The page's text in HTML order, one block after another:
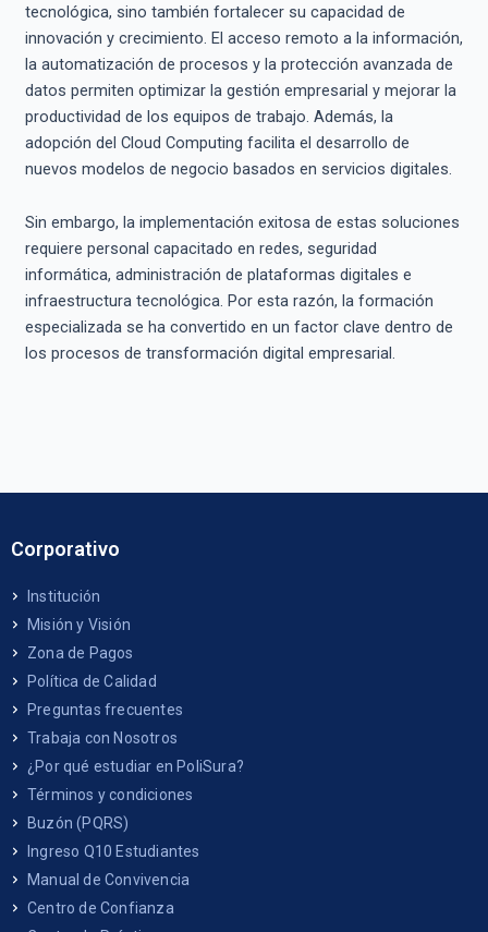
tecnológica, sino también fortalecer su capacidad de
innovación y crecimiento. El acceso remoto a la información,
la automatización de procesos y la protección avanzada de
datos permiten optimizar la gestión empresarial y mejorar la
productividad de los equipos de trabajo. Además, la
adopción del Cloud Computing facilita el desarrollo de
nuevos modelos de negocio basados en servicios digitales.
Sin embargo, la implementación exitosa de estas soluciones
requiere personal capacitado en redes, seguridad
informática, administración de plataformas digitales e
infraestructura tecnológica. Por esta razón, la formación
especializada se ha convertido en un factor clave dentro de
los procesos de transformación digital empresarial.
Corporativo
Institución
Misión y Visión
Zona de Pagos
Política de Calidad
Preguntas frecuentes
Trabaja con Nosotros
¿Por qué estudiar en PoliSura?
Términos y condiciones
Buzón (PQRS)
Ingreso Q10 Estudiantes
Manual de Convivencia
Centro de Confianza